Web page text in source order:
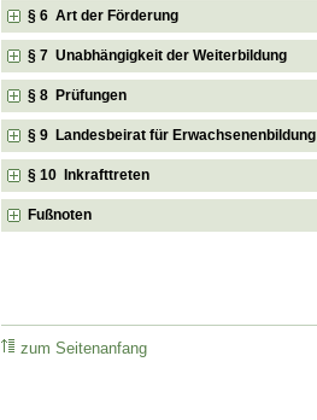
§ 6 Art der Förderung
§ 7 Unabhängigkeit der Weiterbildung
§ 8 Prüfungen
§ 9 Landesbeirat für Erwachsenenbildung
§ 10 Inkrafttreten
Fußnoten
zum Seitenanfang